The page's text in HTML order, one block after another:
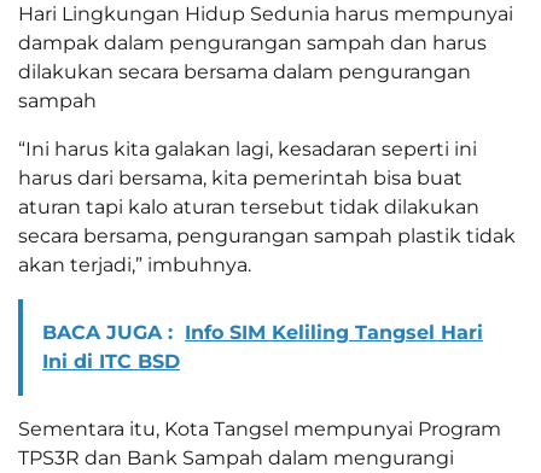
Hari Lingkungan Hidup Sedunia harus mempunyai
dampak dalam pengurangan sampah dan harus
dilakukan secara bersama dalam pengurangan
sampah
“Ini harus kita galakan lagi, kesadaran seperti ini
harus dari bersama, kita pemerintah bisa buat
aturan tapi kalo aturan tersebut tidak dilakukan
secara bersama, pengurangan sampah plastik tidak
akan terjadi,” imbuhnya.
BACA JUGA : Info SIM Keliling Tangsel Hari
Ini di ITC BSD
Sementara itu, Kota Tangsel mempunyai Program
TPS3R dan Bank Sampah dalam mengurangi